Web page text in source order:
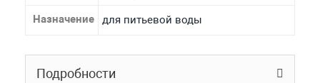
Назначение для питьевой воды
Подробности